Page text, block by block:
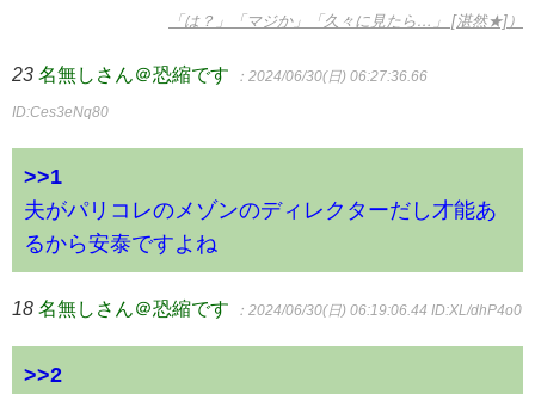
「は？」「マジか」「久々に見たら…」 [湛然★]）
23 名無しさん＠恐縮です ：2024/06/30(日) 06:27:36.66
ID:Ces3eNq80
>>1
夫がパリコレのメゾンのディレクターだし才能あ
るから安泰ですよね
18 名無しさん＠恐縮です ：2024/06/30(日) 06:19:06.44 ID:XL/dhP4o0
>>2